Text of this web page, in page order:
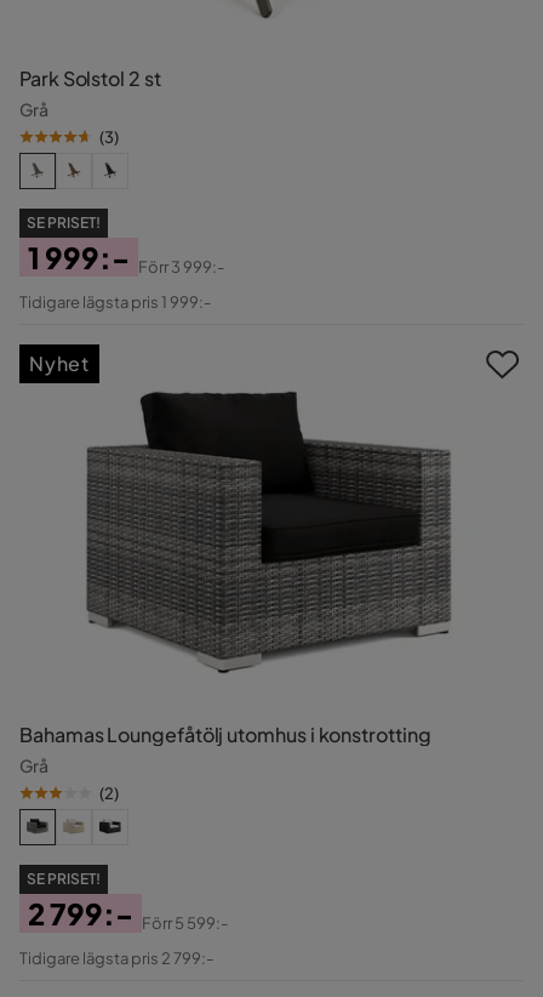
Park Solstol 2 st
Grå
(3)
SE PRISET!
Pris
1 999:-
Original
Förr3 999:-
Tidigare lägsta pris 1 999:-
Bahamas Loungefåtölj utomhus i konstrotting
Grå
(2)
SE PRISET!
Pris
2 799:-
Original
Förr5 599:-
Tidigare lägsta pris 2 799:-
Nyhet